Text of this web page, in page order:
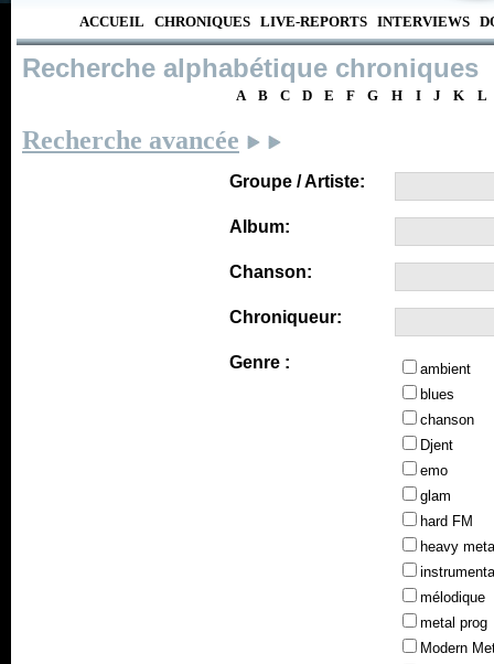
ACCUEIL CHRONIQUES LIVE-REPORTS INTERVIEWS
Recherche alphabétique chroniques
A B C D E F G H I J K L
Recherche avancée
Groupe / Artiste:
Album:
Chanson:
Chroniqueur:
Genre :
ambient
blues
chanson
Djent
emo
glam
hard FM
heavy
mélodique
metal prog
Modern